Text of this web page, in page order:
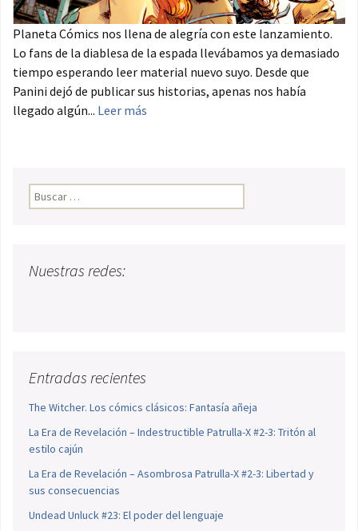
Planeta Cómics nos llena de alegría con este lanzamiento.
Lo fans de la diablesa de la espada llevábamos ya demasiado
tiempo esperando leer material nuevo suyo. Desde que
Panini dejó de publicar sus historias, apenas nos había
llegado algún... Leer más
Buscar:
Nuestras redes:
Entradas recientes
The Witcher. Los cómics clásicos: Fantasía añeja
La Era de Revelación – Indestructible Patrulla-X #2-3: Tritón al
estilo cajún
La Era de Revelación – Asombrosa Patrulla-X #2-3: Libertad y
sus consecuencias
Undead Unluck #23: El poder del lenguaje